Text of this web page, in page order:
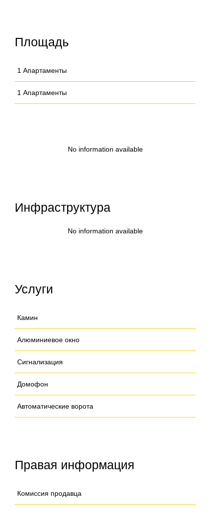
Площадь
1 Апартаменты
1 Апартаменты
No information available
Инфраструктура
No information available
Услуги
Камин
Алюминиевое окно
Сигнализация
Домофон
Автоматические ворота
Правая информация
Комиссия продавца